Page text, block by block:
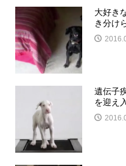
大好き
き分け
遺伝子
を迎え